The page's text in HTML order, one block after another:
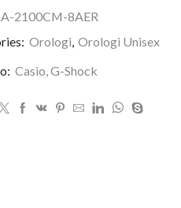
ritocco IA
2100CM-8AER
Orologi, Orologi Unisex
Casio,G-Shock